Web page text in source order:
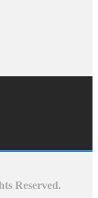
Reserved.